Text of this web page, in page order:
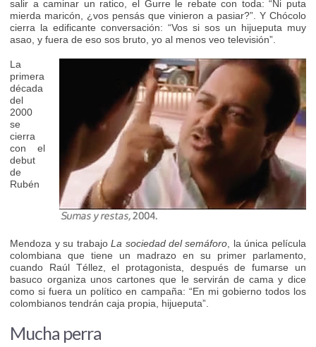
salir a caminar un ratico, el Gurre le rebate con toda: “Ni puta
mierda maricón, ¿vos pensás que vinieron a pasiar?”. Y Chócolo
cierra la edificante conversación: “Vos si sos un hijueputa muy
asao, y fuera de eso sos bruto, yo al menos veo televisión”.
La
primera
década
del
2000
se
cierra
con el
debut
de
Rubén
Mendoza y su trabajoLa sociedad del semáforo , la única película
colombiana que tiene un madrazo en su primer parlamento,
cuando Raúl Téllez, el protagonista, después de fumarse un
basuco organiza unos cartones que le servirán de cama y dice
como si fuera un político en campaña: “En mi gobierno todos los
colombianos tendrán caja propia, hijueputa”.
Mucha perra